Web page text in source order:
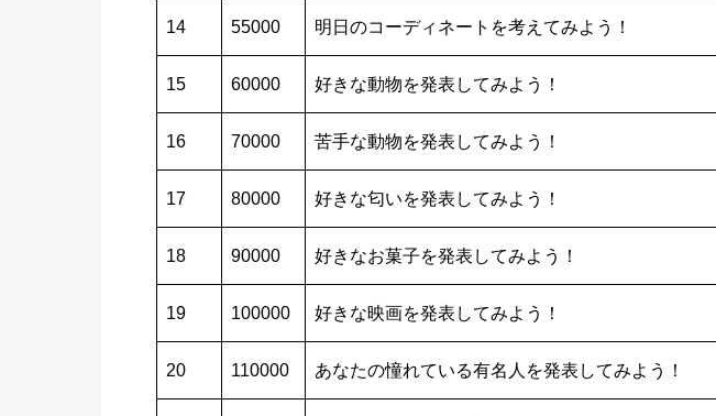
14 55000 明日のコーディネートを考えてみよう！
15 60000 好きな動物を発表してみよう！
16 70000 苦手な動物を発表してみよう！
17 80000 好きな匂いを発表してみよう！
18 90000 好きなお菓子を発表してみよう！
19 100000 好きな映画を発表してみよう！
20 110000 あなたの憧れている有名人を発表してみよう！